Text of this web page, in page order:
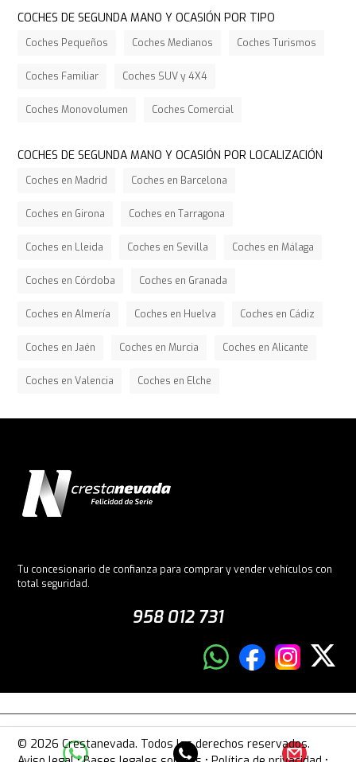
COCHES DE SEGUNDA MANO Y OCASIÓN POR TIPO
Coches Pequeños Coches Medianos Coches Turismos
Coches Familiar Coches SUV y 4X4
Coches Monovolumen Coches Comercial
COCHES DE SEGUNDA MANO Y OCASIÓN POR LOCALIZACIÓN
Coches en Madrid Coches en Barcelona
Coches en Girona Coches en Tarragona
Coches en Lleida Coches en Sevilla Coches en Málaga
Coches en Córdoba Coches en Granada
Coches en Almería Coches en Huelva Coches en Cádiz
Coches en Jaén Coches en Murcia Coches en Alicante
Coches en Valencia Coches en Elche
Tu concesionario de confianza para comprar y vender vehículos con
total seguridad.
958 012 731
© 2026 Crestanevada. Todos los derechos reservados.